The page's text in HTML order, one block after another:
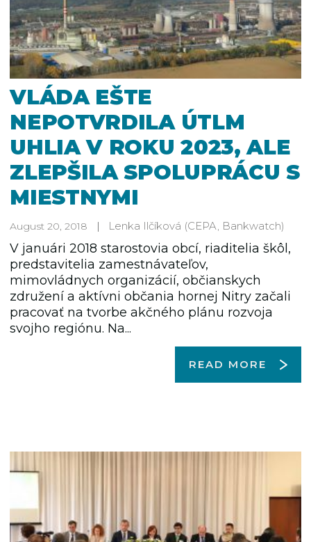
VLÁDA EŠTE
NEPOTVRDILA ÚTLM
UHLIA V ROKU 2023, ALE
ZLEPŠILA SPOLUPRÁCU S
MIESTNYMI
August 20, 2018 Lenka Ilčíková (CEPA, Bankwatch)
V januári 2018 starostovia obcí, riaditelia škôl,
predstavitelia zamestnávateľov,
mimovládnych organizácií, občianskych
združení a aktívni občania hornej Nitry začali
pracovať na tvorbe akčného plánu rozvoja
svojho regiónu. Na...
READ MORE